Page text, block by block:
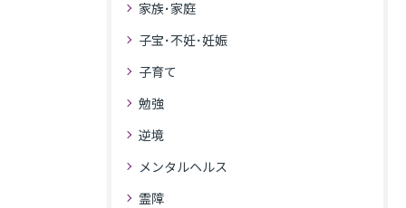
家族･家庭
子宝･不妊･妊娠
子育て
勉強
逆境
メンタルヘルス
霊障